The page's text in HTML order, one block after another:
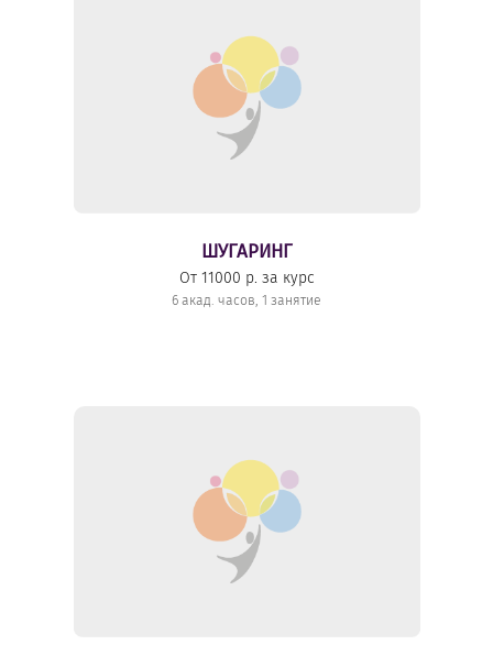
ШУГАРИНГ
От 11000 р. за курс
6 акад. часов, 1 занятие